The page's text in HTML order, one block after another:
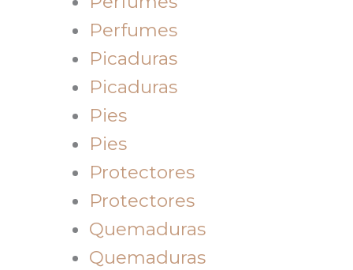
Perfumes
Picaduras
Picaduras
Pies
Pies
Protectores
Protectores
Quemaduras
Quemaduras